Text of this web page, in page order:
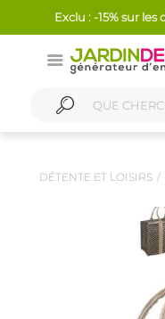
Exclu : -15% sur
DÉTENTE ET LOISIRS